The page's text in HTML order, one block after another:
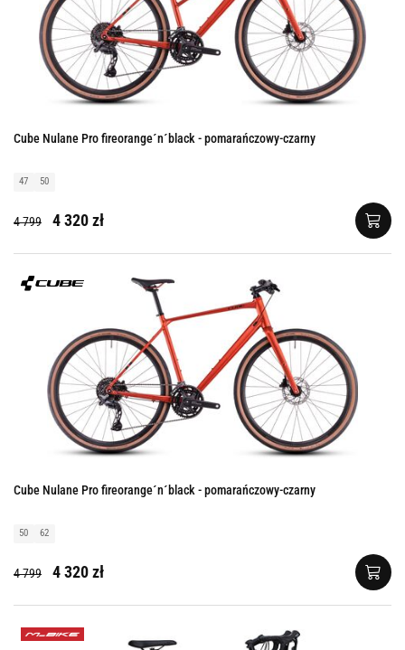
Cube Nulane Pro fireorange´n´black - pomarańczowy-czarny
47 50
4 799 4 320 zł
Cube Nulane Pro fireorange´n´black - pomarańczowy-czarny
50 62
4 799 4 320 zł